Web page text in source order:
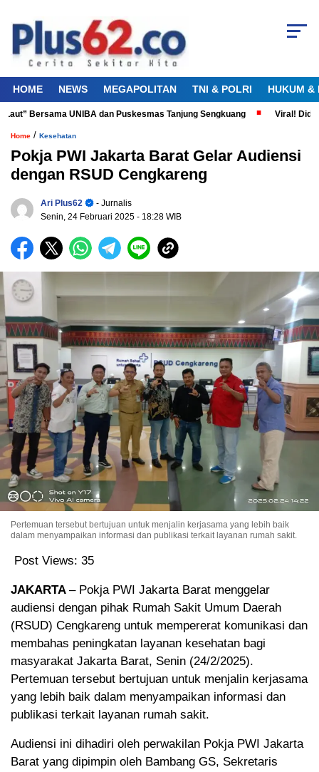
HOME NEWS MEGAPOLITAN TNI & POLRI HUKUM &
Bersama UNIBA dan Puskesmas Tanjung Sengkuang Viral! Diduga
Home / Kesehatan
Pokja PWI Jakarta Barat Gelar Audiensi
dengan RSUD Cengkareng
Ari Plus62
- Jurnalis
Senin, 24 Februari 2025 - 18:28 WIB
Pertemuan tersebut bertujuan untuk menjalin kerjasama yang lebih baik
dalam menyampaikan informasi dan publikasi terkait layanan rumah sakit.
Post Views: 35
JAKARTA – Pokja PWI Jakarta Barat menggelar
audiensi dengan pihak Rumah Sakit Umum Daerah
(RSUD) Cengkareng untuk mempererat komunikasi dan
membahas peningkatan layanan kesehatan bagi
masyarakat Jakarta Barat, Senin (24/2/2025).
Pertemuan tersebut bertujuan untuk menjalin kerjasama
yang lebih baik dalam menyampaikan informasi dan
publikasi terkait layanan rumah sakit.
Audiensi ini dihadiri oleh perwakilan Pokja PWI Jakarta
Barat yang dipimpin oleh Bambang GS, Sekretaris